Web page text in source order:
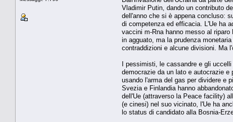
Vladimir Putin, dando un contributo
dell'anno che si è appena concluso:
di competenza ed efficacia. L'Ue ha
vaccini m-Rna hanno messo al
in agguato, ma la prudenza
contraddizioni e alcune divisioni. Ma
I pessimisti, le cassandre e gli
democrazie da un lato e autocrazie
usando l'arma del gas per dividere e
Svezia e Finlandia hanno
dell'Ue (attraverso la Peace facility)
(e cinesi) nel suo vicinato, l'Ue ha
lo status di candidato alla Bosnia-